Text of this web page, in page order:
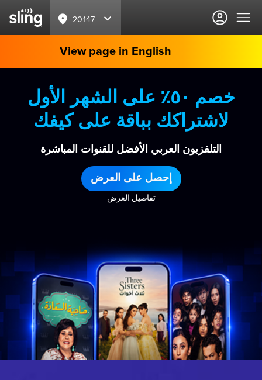
20147
View page in English
خصم ٥٠٪ على الشهر الأول
لاشتراكك بباقة على كيفك
التلفزيون العربي الأفضل للقنوات المباشرة
إحصل على العرض
تفاصيل العرض